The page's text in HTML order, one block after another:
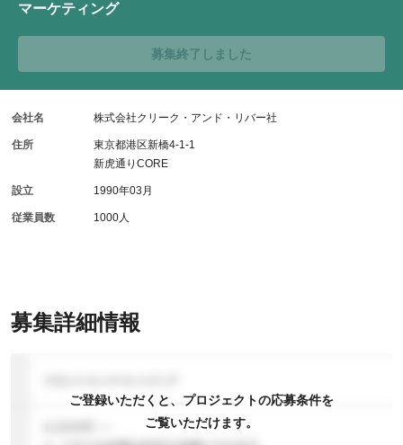
募集詳細情報
ご登録いただくと、プロジェクトの応募条件を
ご覧いただけます。
マーケティング
募集終了しました
会社名 株式会社クリーク・アンド・リバー社
住所
東京都港区新橋4-1-1
新虎通りCORE
設立 1990年03月
従業員数 1000人